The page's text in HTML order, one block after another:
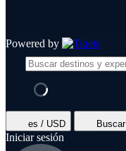
Powered by
es / USD Buscar
Iniciar sesión